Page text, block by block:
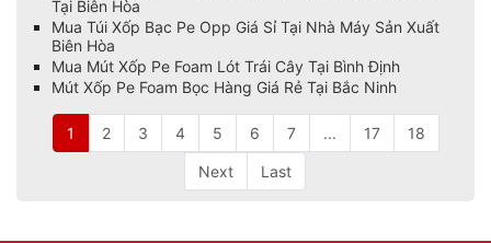
Tại Biên Hòa
Mua Túi Xốp Bạc Pe Opp Giá Sỉ Tại Nhà Máy Sản Xuất
Biên Hòa
Mua Mút Xốp Pe Foam Lót Trái Cây Tại Bình Định
Mút Xốp Pe Foam Bọc Hàng Giá Rẻ Tại Bắc Ninh
1 2 3 4 5 6 7 ... 17 18
Next Last